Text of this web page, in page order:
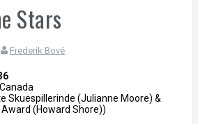
The Dead Don’t Die
Paterson
Stars
Frederik Bové
Skuespillerinde (Julianne Moore) &
(Howard Shore))